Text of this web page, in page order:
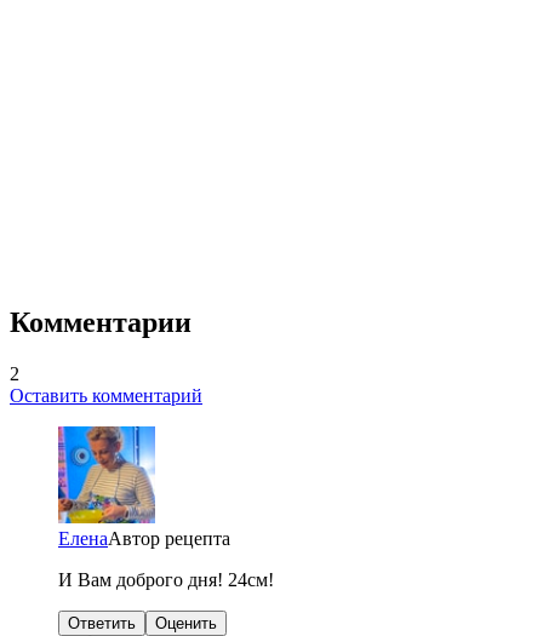
Комментарии
2
Оставить комментарий
ЕленаАвтор рецепта
И Вам доброго дня! 24см!
Ответить Оценить